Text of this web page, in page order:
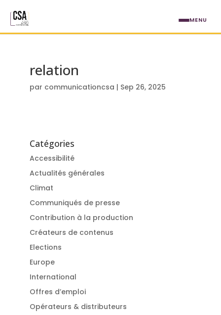
relation
par communicationcsa | Sep 26, 2025
Catégories
Accessibilité
Actualités générales
Climat
Communiqués de presse
Contribution à la production
Créateurs de contenus
Elections
Europe
International
Offres d’emploi
Opérateurs & distributeurs
MENU